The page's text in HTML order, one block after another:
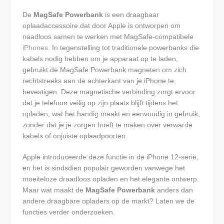
De MagSafe Powerbank is een draagbaar
oplaadaccessoire dat door Apple is ontworpen om
naadloos samen te werken met MagSafe-compatibele
iPhones. In tegenstelling tot traditionele powerbanks die
kabels nodig hebben om je apparaat op te laden,
gebruikt de MagSafe Powerbank magneten om zich
rechtstreeks aan de achterkant van je iPhone te
bevestigen. Deze magnetische verbinding zorgt ervoor
dat je telefoon veilig op zijn plaats blijft tijdens het
opladen, wat het handig maakt en eenvoudig in gebruik,
zonder dat je je zorgen hoeft te maken over verwarde
kabels of onjuiste oplaadpoorten.
Apple introduceerde deze functie in de iPhone 12-serie,
en het is sindsdien populair geworden vanwege het
moeiteloze draadloos opladen en het elegante ontwerp.
Maar wat maakt de MagSafe Powerbank anders dan
andere draagbare opladers op de markt? Laten we de
functies verder onderzoeken.